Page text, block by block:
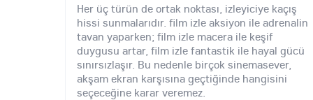
Her üç türün de ortak noktası, izleyiciye kaçış
hissi sunmalarıdır. film izle aksiyon ile adrenalin
tavan yaparken; film izle macera ile keşif
duygusu artar, film izle fantastik ile hayal gücü
sınırsızlaşır. Bu nedenle birçok sinemasever,
akşam ekran karşısına geçtiğinde hangisini
seçeceğine karar veremez.